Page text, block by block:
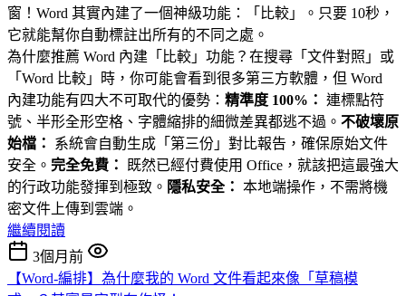
窗！Word 其實內建了一個神級功能：「比較」。只要 10秒，
它就能幫你自動標註出所有的不同之處。
為什麼推薦 Word 內建「比較」功能？在搜尋「文件對照」或
「Word 比較」時，你可能會看到很多第三方軟體，但 Word
內建功能有四大不可取代的優勢： 精準度 100%： 連標點符
號、半形全形空格、字體縮排的細微差異都逃不過。 不破壞原
始檔：
系統會自動生成「第三份」對比報告，確保原始文件
安全。 完全免費：
既然已經付費使用 Office，就該把這最強大
的行政功能發揮到極致。 隱私安全： 本地端操作，不需將機
密文件上傳到雲端。
繼續閱讀
3個月前
【Word-編排】為什麼我的 Word 文件看起來像「草稿模